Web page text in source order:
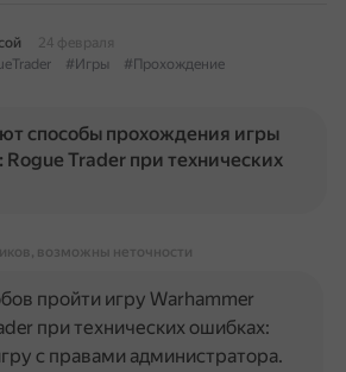
24 февраля
#Игры
#Прохождение
способы прохождения игры
Trader при технических
возможны неточности
пройти игру Warhammer
при технических ошибках:
с правами администратора.